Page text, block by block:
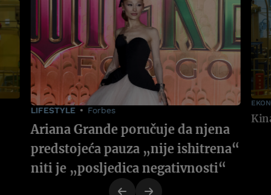
LIFESTYLE Forbes
Ariana Grande poručuje da njena
predstojeća pauza „nije ishitrena“
niti je „posljedica negativnosti“